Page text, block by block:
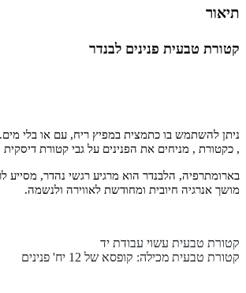
תיאור
קטורת טבעית פנינים לבנדר
ניתן להשתמש בו כתמצית במפיץ ריח, עם או בלי
, כקטורת , מניחים את הפנינים על גבי קטורת דיסקית
בארומתרפיה, הלבנדר הוא מרגיע רגשי נהדר, מסייע
מושך אנרגיה חיובית ומחודשת לאווירה ולנשמה.
קטורת טבעית עשוי עבודת יד
קטורת טבעית מכילה: קופסא של 12 יח' פנינים